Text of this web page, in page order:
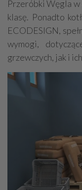
Przeróbki Węgla w
klasę. Ponadto
ECODESIGN,
wymogi,
grzewczych, jak i